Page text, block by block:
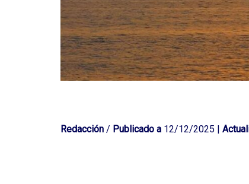
Redacción / Publicado a 12/12/2025 |